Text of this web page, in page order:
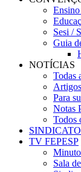
Sesi /
Guia
NOTÍCIAS
Todas
Para
Notas
Todos
TV FEPESP
Sala